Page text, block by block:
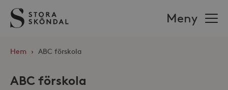
Stora
Sköndal
Meny
Hem › ABC förskola
ABC förskola